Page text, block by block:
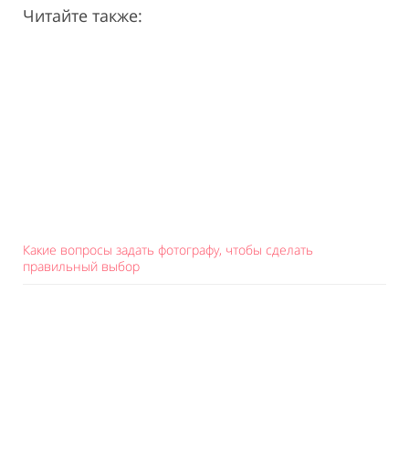
Читайте также:
Какие вопросы задать фотографу, чтобы сделать
правильный выбор